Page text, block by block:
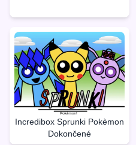
Incredibox Sprunki Pokèmon
Dokončené